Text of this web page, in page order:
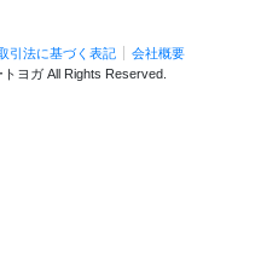
引法に基づく表記
会社概要
トヨガAll Rights Reserved.